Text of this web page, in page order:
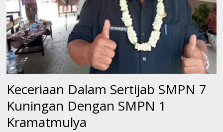
Keceriaan Dalam Sertijab SMPN 7
Kuningan Dengan SMPN 1
Kramatmulya